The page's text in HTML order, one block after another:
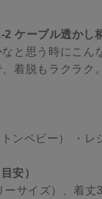
ケーブル透かし
と思う時にこん
着脱もラクラク
トンベビー） ・
安）
ーサイズ）、着丈